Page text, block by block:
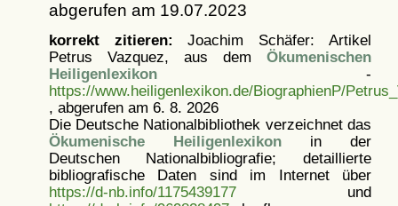
abgerufen am 19.07.2023
korrekt zitieren: Joachim Schäfer: Artikel
Petrus Vazquez, aus dem Ökumenischen
Heiligenlexikon-
https://www.heiligenlexikon.de/BiographienP/
, abgerufen am 6. 8. 2026
Die Deutsche Nationalbibliothek verzeichnet das
Ökumenische Heiligenlexikonin der
Deutschen Nationalbibliografie; detaillierte
bibliografische Daten sind im Internet über
https://d-nb.info/1175439177und